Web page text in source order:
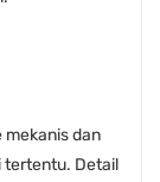
mekanis dan
tertentu. Detail